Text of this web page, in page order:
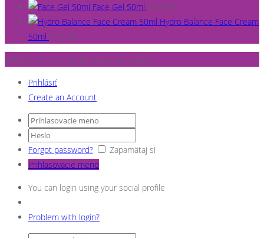
Face Gel 50ml € 58.73
Hydro Balance Face Cream
50ml € 31.78
WEBOS © 2015 Všetky práva vyhradené
Prihlásiť
Create an Account
Forgot password?
Zapamätaj si
Prihlasovacie meno
You can login using your social profile
Problem with login?